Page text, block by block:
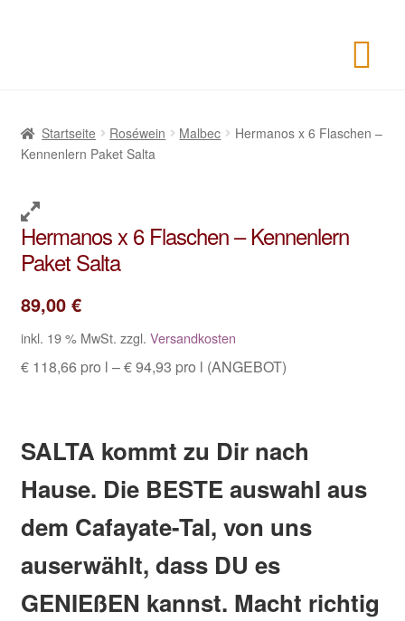
Startseite Roséwein Malbec
Hermanos x 6 Flaschen –
Kennenlern Paket Salta
Hermanos x 6 Flaschen – Kennenlern
Paket Salta
89,00 €
inkl. 19 % MwSt. zzgl. Versandkosten
€ 118,66 pro l – € 94,93 pro l (ANGEBOT)
SALTA kommt zu Dir nach
Hause. Die BESTE auswahl aus
dem Cafayate-Tal, von uns
auserwählt, dass DU es
GENIEßEN kannst. Macht richtig